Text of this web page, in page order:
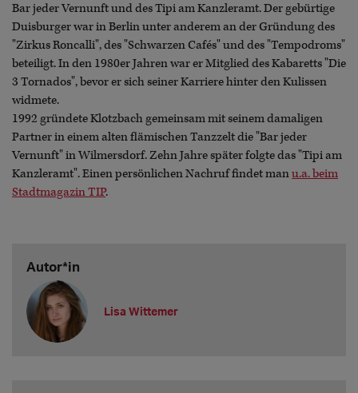
Bar jeder Vernunft und des Tipi am Kanzleramt. Der gebürtige
Duisburger war in Berlin unter anderem an der Gründung des
"Zirkus Roncalli", des "Schwarzen Cafés" und des "Tempodroms"
beteiligt. In den 1980er Jahren war er Mitglied des Kabaretts "Die
3 Tornados", bevor er sich seiner Karriere hinter den Kulissen
widmete.
1992 gründete Klotzbach gemeinsam mit seinem damaligen
Partner in einem alten flämischen Tanzzelt die "Bar jeder
Vernunft" in Wilmersdorf. Zehn Jahre später folgte das "Tipi am
Kanzleramt". Einen persönlichen Nachruf findet manu.a. beim
Stadtmagazin TIP.
Autor*in
Lisa Wittemer